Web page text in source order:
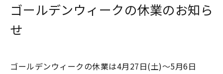
受信計
アクセサリ ピトー管
ゴールデンウィークの休業のお知ら
せ
ゴールデンウィークの休業は4月27日(土)～5月6日